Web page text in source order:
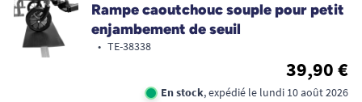
Rampe caoutchouc souple pour petit
enjambement de seuil
• TE-38338
39,90 €
En stock, expédié le lundi 10 août 2026